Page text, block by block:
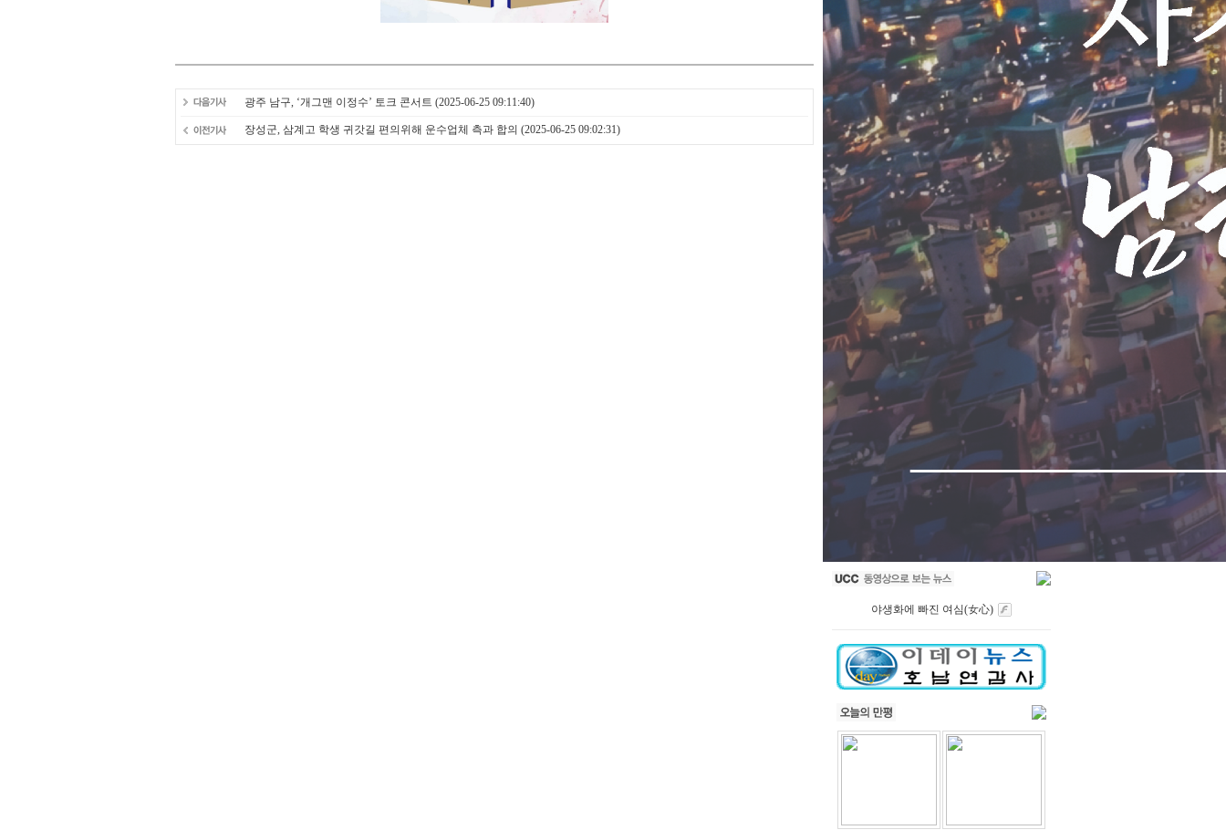
광주 남구, ‘개그맨 이정수’ 토크 콘서트 (2025-06-25 09:11:40)
장성군, 삼계고 학생 귀갓길 편의위해 운수업체 측과 합의 (2025-06-25 09:02:31)
야생화에 빠진 여심(女心)